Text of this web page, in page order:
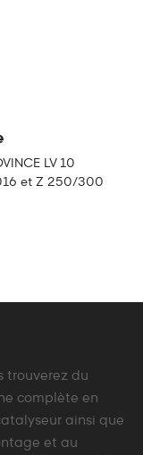
LV 10
et Z 250/300
trouverez du
complète en
ainsi que
et au